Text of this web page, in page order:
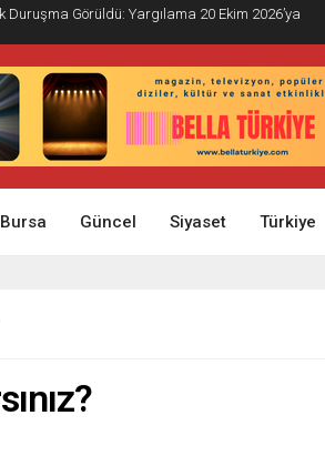
Duruşma Görüldü: Yargılama 20 Ekim 2026’ya
Bursa Güncel Siyaset Türkiye